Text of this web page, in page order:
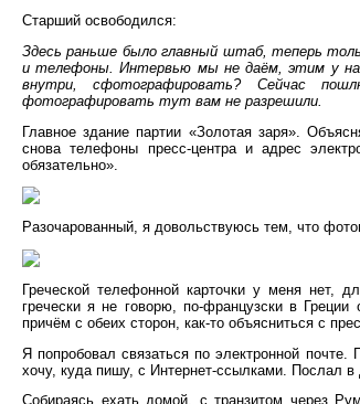
Старший освободился:
Здесь раньше было главный штаб, теперь
и телефоны. Интервью мы не даём, этим у
внутри, сфотографировать? Сейчас
фотографировать тут вам не разрешили.
Главное здание партии «Золотая заря».
снова телефоны пресс-центра и адрес
обязательно».
Разочарованный, я довольствуюсь тем, что
Греческой телефонной карточки у меня нет,
гречески я не говорю, по-французски в
причём с обеих сторон, как-то объясниться с
Я попробовал связаться по электронной
хочу, куда пишу, с Интернет-ссылками. Послал
Собираясь ехать домой, с транзитом через